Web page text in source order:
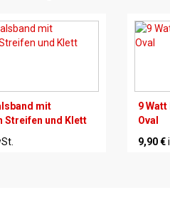
mit
Streifen und Klett
9
Oval
9,90 €